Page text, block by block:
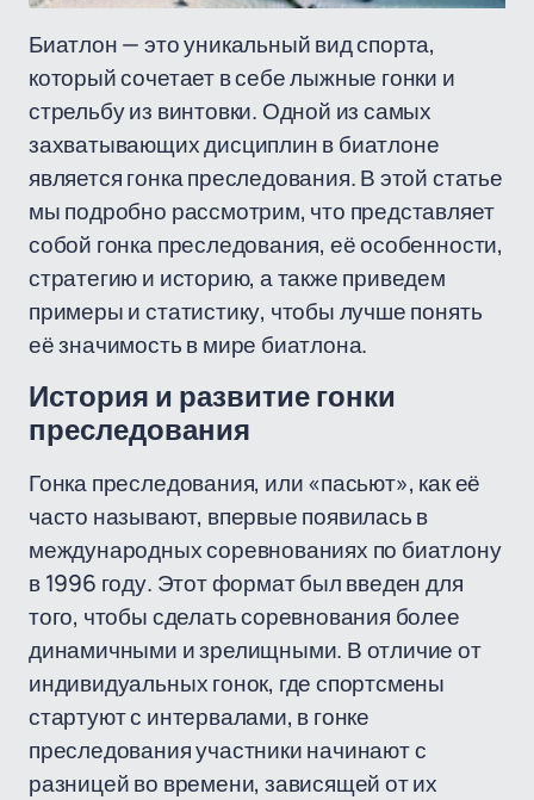
Биатлон — это уникальный вид спорта,
который сочетает в себе лыжные гонки и
стрельбу из винтовки. Одной из самых
захватывающих дисциплин в биатлоне
является гонка преследования. В этой статье
мы подробно рассмотрим, что представляет
собой гонка преследования, её особенности,
стратегию и историю, а также приведем
примеры и статистику, чтобы лучше понять
её значимость в мире биатлона.
История и развитие гонки
преследования
Гонка преследования, или «пасьют», как её
часто называют, впервые появилась в
международных соревнованиях по биатлону
в 1996 году. Этот формат был введен для
того, чтобы сделать соревнования более
динамичными и зрелищными. В отличие от
индивидуальных гонок, где спортсмены
стартуют с интервалами, в гонке
преследования участники начинают с
разницей во времени, зависящей от их